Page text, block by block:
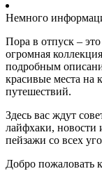
Немного
Пора в отпуск –
огромная
подробным
красивые места на
путешествий.
Здесь вас ждут
лайфхаки, новости
пейзажи со всех
Добро пожаловать